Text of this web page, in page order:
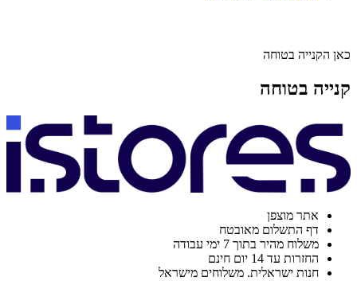
כאן הקנייה בטוחה
קנייה בטוחה
אתר מוצפן
דף התשלום מאובטח
משלוח מהיר בתוך 7 ימי עבודה
החזרות עד 14 יום חינם
חנות ישראלית. משלוחים מישראל